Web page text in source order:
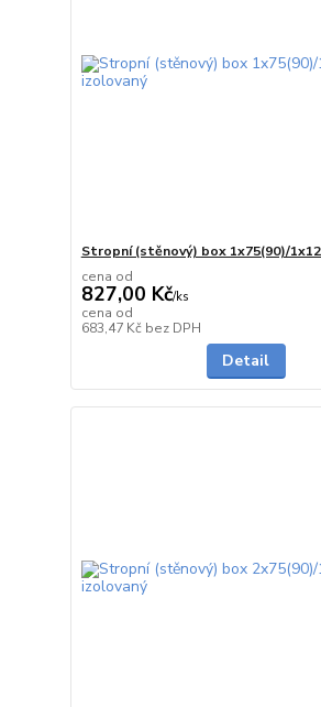
Stropní (stěnový) box 1x75(90)/
cena od
827,00 Kč/ks
cena od
683,47 Kč bez DPH
Detail